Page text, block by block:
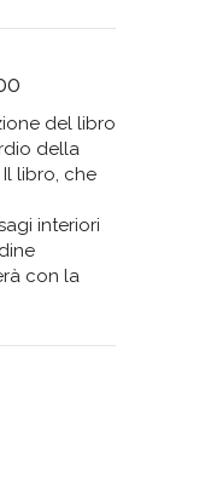
del libro
della
libro, che
interiori
con la